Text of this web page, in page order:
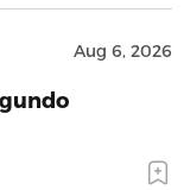
Aug 6, 2026